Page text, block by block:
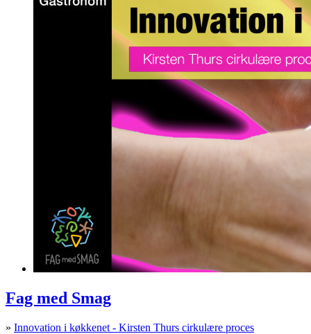
Fag med Smag
» Innovation i køkkenet - Kirsten Thurs cirkulære proces